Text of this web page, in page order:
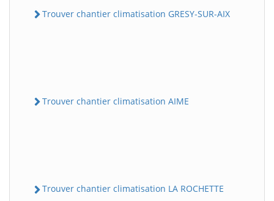
Trouver chantier climatisation GRESY-SUR-AIX
Trouver chantier climatisation AIME
Trouver chantier climatisation LA ROCHETTE